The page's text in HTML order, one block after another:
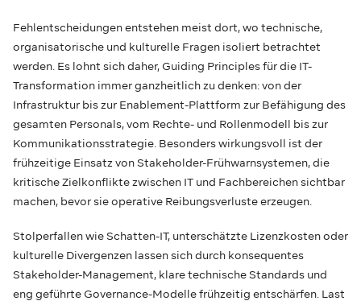
Fehlentscheidungen entstehen meist dort, wo technische,
organisatorische und kulturelle Fragen isoliert betrachtet
werden. Es lohnt sich daher, Guiding Principles für die IT-
Transformation immer ganzheitlich zu denken: von der
Infrastruktur bis zur Enablement-Plattform zur Befähigung des
gesamten Personals, vom Rechte- und Rollenmodell bis zur
Kommunikationsstrategie. Besonders wirkungsvoll ist der
frühzeitige Einsatz von Stakeholder-Frühwarnsystemen, die
kritische Zielkonflikte zwischen IT und Fachbereichen sichtbar
machen, bevor sie operative Reibungsverluste erzeugen.
Stolperfallen wie Schatten-IT, unterschätzte Lizenzkosten oder
kulturelle Divergenzen lassen sich durch konsequentes
Stakeholder-Management, klare technische Standards und
eng geführte Governance-Modelle frühzeitig entschärfen. Last